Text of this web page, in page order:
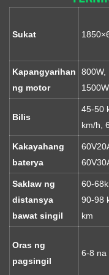
Sukat
Kapangyarihan
ng motor
800W,
1500W
Bilis
45-50
km/h,
Kakayahang
baterya
Saklaw ng
distansya
bawat singil
60-
90-98
km
Oras ng
pagsingil
6-8 na